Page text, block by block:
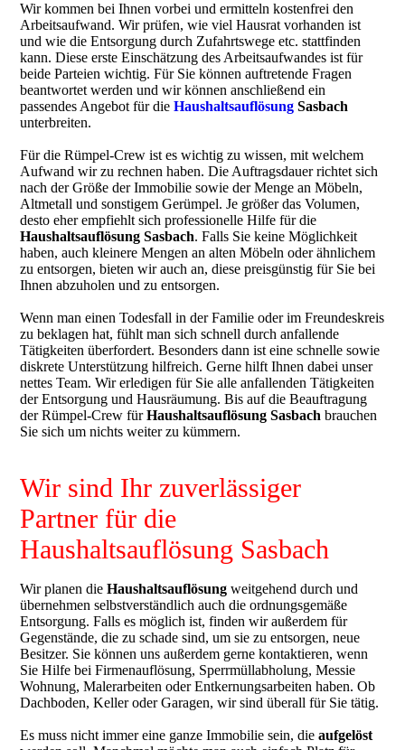
Wir kommen bei Ihnen vorbei und ermitteln kostenfrei den
Arbeitsaufwand. Wir prüfen, wie viel Hausrat vorhanden ist
und wie die Entsorgung durch Zufahrtswege etc. stattfinden
kann. Diese erste Einschätzung des Arbeitsaufwandes ist für
beide Parteien wichtig. Für Sie können auftretende Fragen
beantwortet werden und wir können anschließend ein
passendes Angebot für dieHaushaltsauflösung Sasbach
unterbreiten.
Für die Rümpel-Crew ist es wichtig zu wissen, mit welchem
Aufwand wir zu rechnen haben. Die Auftragsdauer richtet sich
nach der Größe der Immobilie sowie der Menge an Möbeln,
Altmetall und sonstigem Gerümpel. Je größer das Volumen,
desto eher empfiehlt sich professionelle Hilfe für die
Haushaltsauflösung Sasbach. Falls Sie keine Möglichkeit
haben, auch kleinere Mengen an alten Möbeln oder ähnlichem
zu entsorgen, bieten wir auch an, diese preisgünstig für Sie bei
Ihnen abzuholen und zu entsorgen.
Wenn man einen Todesfall in der Familie oder im Freundeskreis
zu beklagen hat, fühlt man sich schnell durch anfallende
Tätigkeiten überfordert. Besonders dann ist eine schnelle sowie
diskrete Unterstützung hilfreich. Gerne hilft Ihnen dabei unser
nettes Team. Wir erledigen für Sie alle anfallenden Tätigkeiten
der Entsorgung und Hausräumung. Bis auf die Beauftragung
der Rümpel-Crew fürHaushaltsauflösung Sasbach brauchen
Sie sich um nichts weiter zu kümmern.
Wir sind Ihr zuverlässiger
Partner für die
Haushaltsauflösung Sasbach
Wir planen dieHaushaltsauflösung weitgehend durch und
übernehmen selbstverständlich auch die ordnungsgemäße
Entsorgung. Falls es möglich ist, finden wir außerdem für
Gegenstände, die zu schade sind, um sie zu entsorgen, neue
Besitzer. Sie können uns außerdem gerne kontaktieren, wenn
Sie Hilfe bei Firmenauflösung, Sperrmüllabholung, Messie
Wohnung, Malerarbeiten oder Entkernungsarbeiten haben. Ob
Dachboden, Keller oder Garagen, wir sind überall für Sie tätig.
Es muss nicht immer eine ganze Immobilie sein, dieaufgelöst